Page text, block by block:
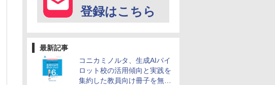
登録はこちら
最新記事
コニカミノルタ、生成AIパイ
ロット校の活用傾向と実践を
集約した教員向け冊子を無料